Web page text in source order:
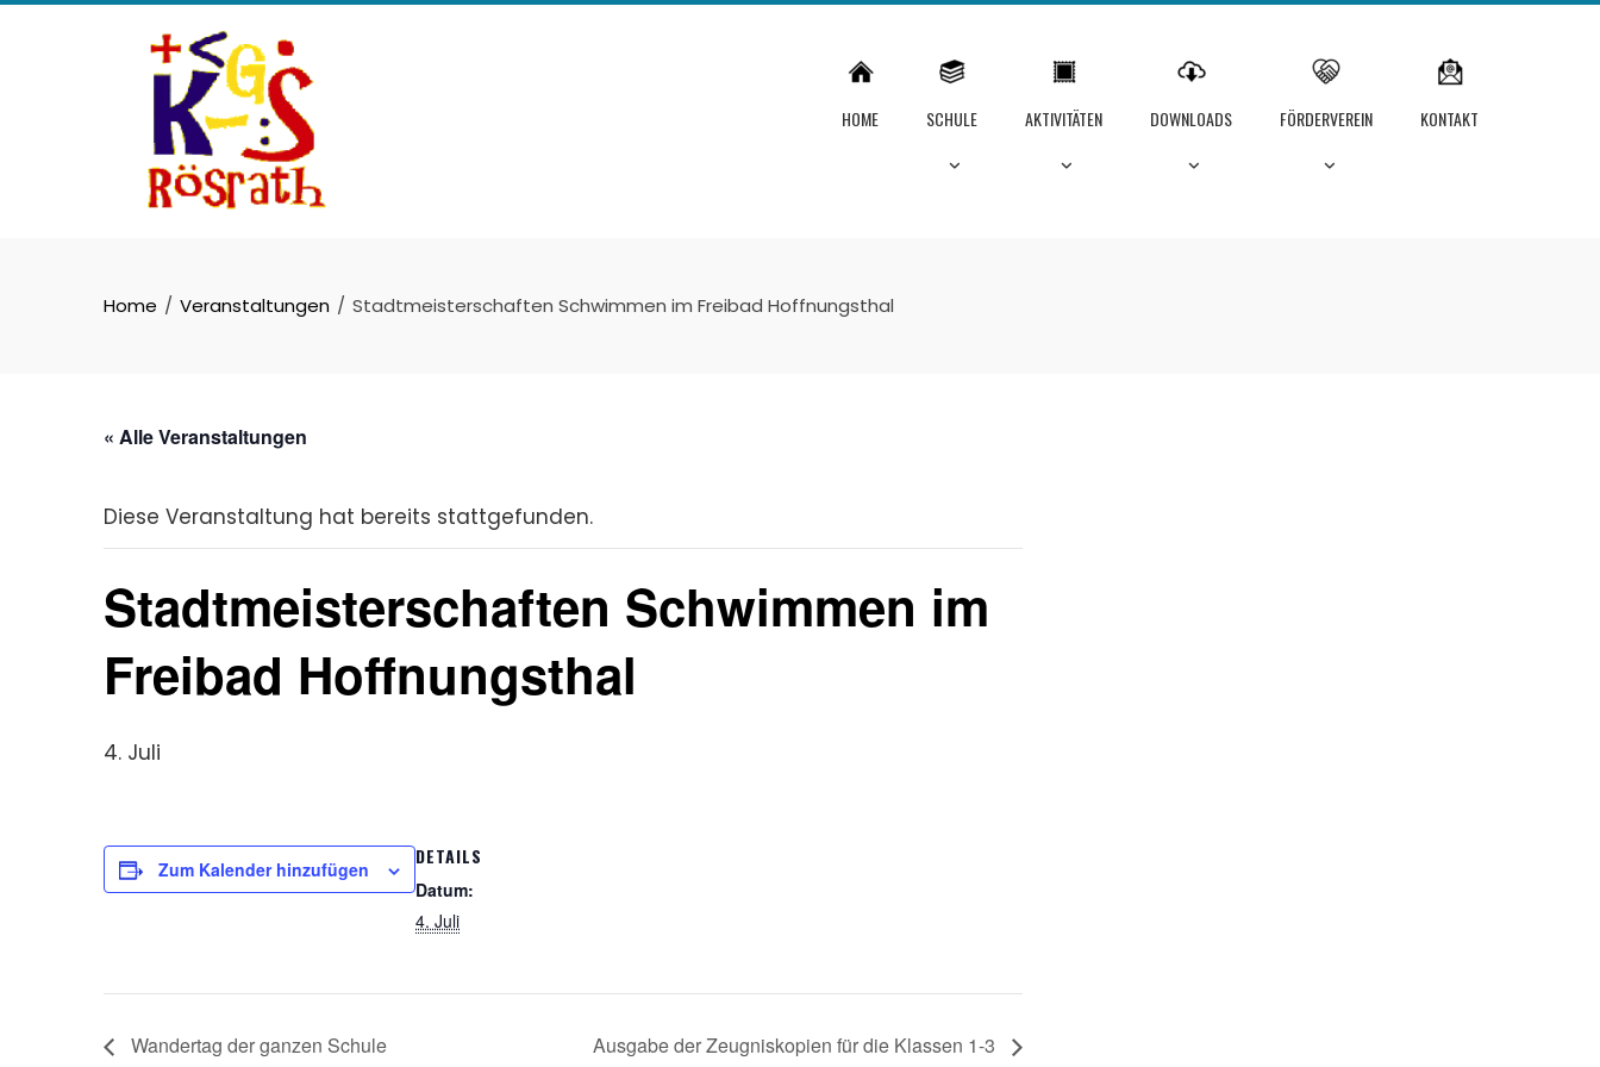
Skip
HOME SCHULE AKTIVITÄTEN DOWNLOADS FÖRDERVEREIN KONTAKT
Home Veranstaltungen Stadtmeisterschaften Schwimmen im Freibad Hoffnungsthal
« Alle Veranstaltungen
Diese Veranstaltung hat bereits stattgefunden.
Stadtmeisterschaften Schwimmen im
Freibad Hoffnungsthal
4. Juli
Zum Kalender hinzufügen
DETAILS
Datum:
4. Juli
Wandertag der ganzen Schule Ausgabe der Zeugniskopien für die Klassen 1-3